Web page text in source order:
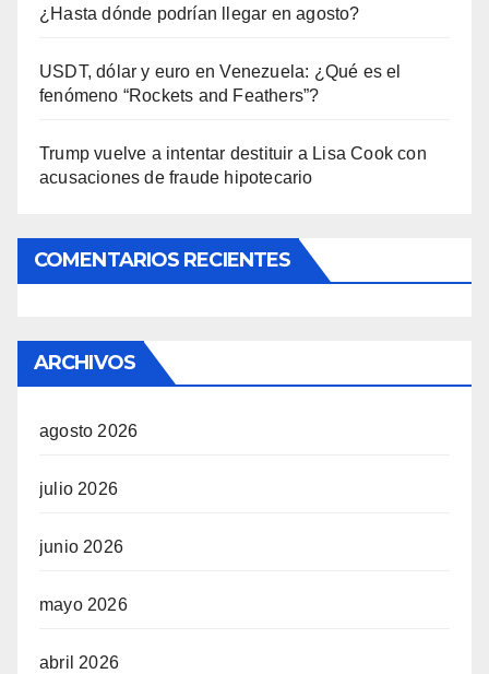
¿Hasta dónde podrían llegar en agosto?
USDT, dólar y euro en Venezuela: ¿Qué es el
fenómeno “Rockets and Feathers”?
Trump vuelve a intentar destituir a Lisa Cook con
acusaciones de fraude hipotecario
COMENTARIOS RECIENTES
ARCHIVOS
agosto 2026
julio 2026
junio 2026
mayo 2026
abril 2026